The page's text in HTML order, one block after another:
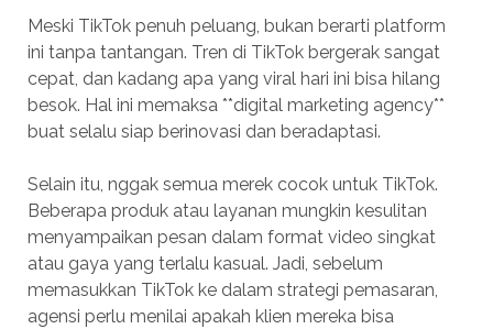
Meski TikTok penuh peluang, bukan berarti platform
ini tanpa tantangan. Tren di TikTok bergerak sangat
cepat, dan kadang apa yang viral hari ini bisa hilang
besok. Hal ini memaksa **digital marketing agency**
buat selalu siap berinovasi dan beradaptasi.
Selain itu, nggak semua merek cocok untuk TikTok.
Beberapa produk atau layanan mungkin kesulitan
menyampaikan pesan dalam format video singkat
atau gaya yang terlalu kasual. Jadi, sebelum
memasukkan TikTok ke dalam strategi pemasaran,
agensi perlu menilai apakah klien mereka bisa